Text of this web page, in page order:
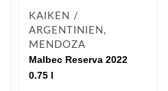
KAIKEN /
ARGENTINIEN,
MENDOZA
Malbec Reserva 2022
0.75 l